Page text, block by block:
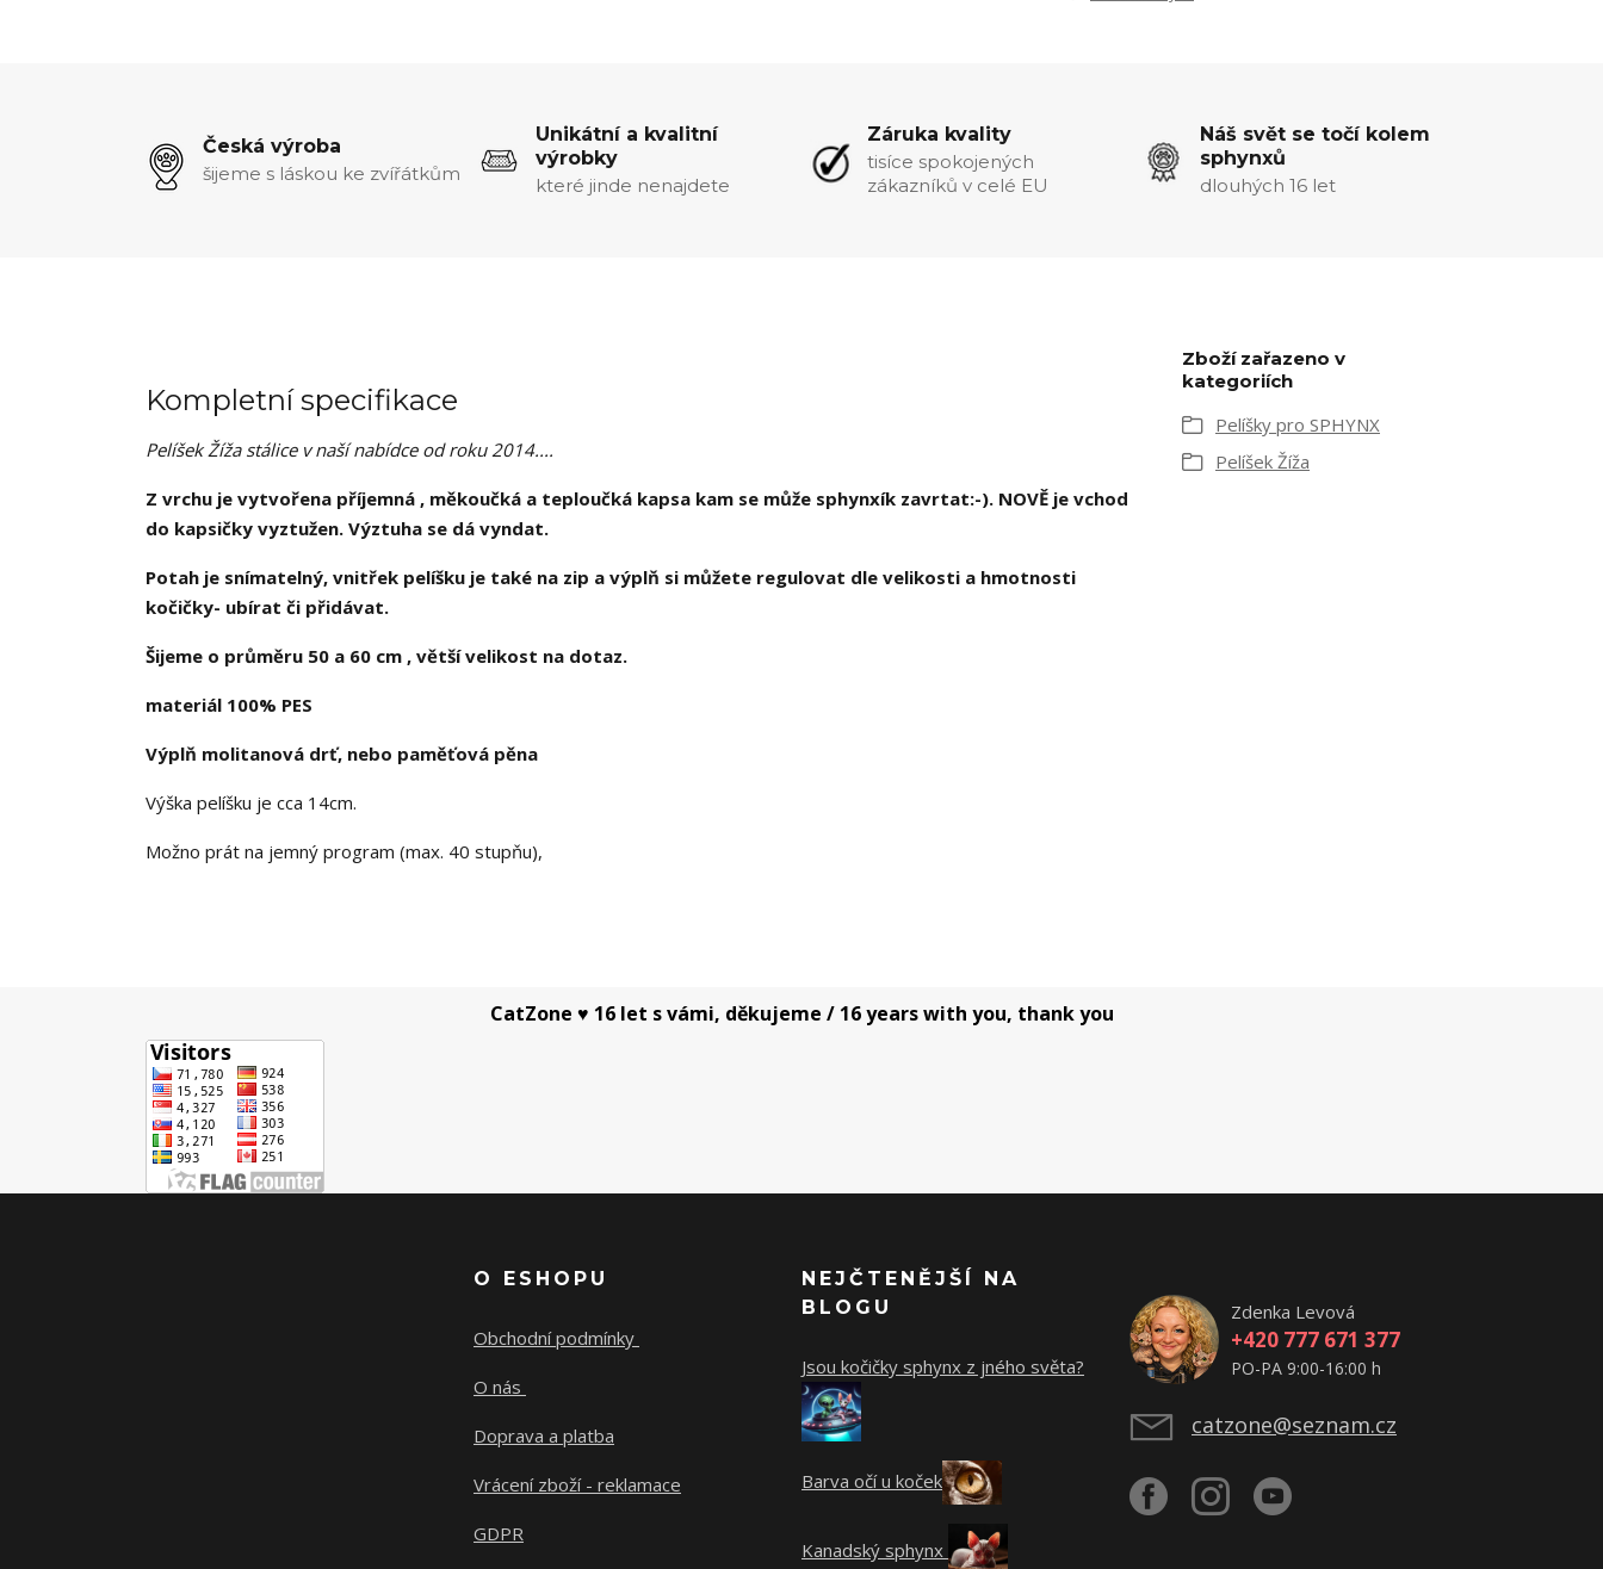
Česká výroba
šijeme s láskou ke zvířátkům
Unikátní a kvalitní
výrobky
které jinde nenajdete
Záruka kvality
tisíce spokojených
zákazníků v celé EU
Náš svět se točí kolem
sphynxů
dlouhých 16 let
Kompletní specifikace
Pelíšek Žíža stálice v naší nabídce od roku 2014....
Z vrchu je vytvořena příjemná , měkoučká a teploučká kapsa kam se může sphynxík zavrtat:-). NOVĚ je vchod
do kapsičky vyztužen. Výztuha se dá vyndat.
Potah je snímatelný, vnitřek pelíšku je také na zip a výplň si můžete regulovat dle velikosti a hmotnosti
kočičky- ubírat či přidávat.
Šijeme o průměru 50 a 60 cm , větší velikost na dotaz.
materiál 100% PES
Výplň molitanová drť, nebo paměťová pěna
Výška pelíšku je cca 14cm.
Možno prát na jemný program (max. 40 stupňu),
Zboží zařazeno v
kategoriích
Pelíšky pro SPHYNX
Pelíšek Žíža
CatZone ♥ 16 let s vámi, děkujeme / 16 years with you, thank you
O ESHOPU
Obchodní podmínky
O nás
Doprava a platba
Vrácení zboží - reklamace
GDPR
NEJČTENĚJŠÍ NA
BLOGU
Jsou kočičky sphynx z jného světa?
Barva očí u koček
Kanadský sphynx
Zdenka Levová
+420 777 671 377
PO-PA 9:00-16:00 h
catzone@seznam.cz